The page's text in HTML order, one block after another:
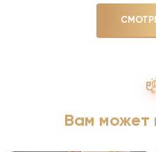
Вам может